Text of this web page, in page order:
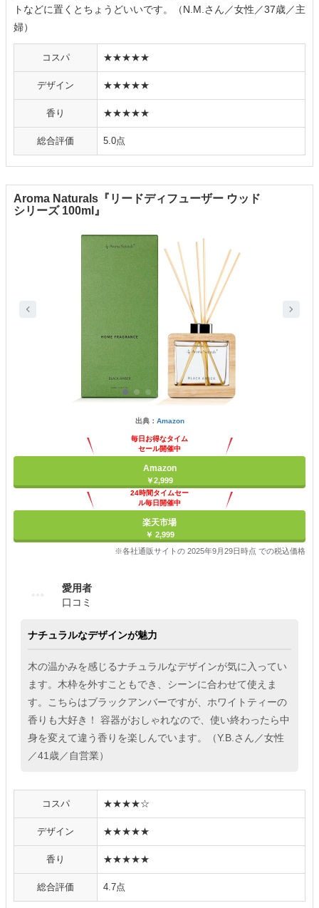
トなどに置くとちょうどいいです。（N.M.さん／女性／37歳／主
婦）
コスパ ★★★★★
デザイン ★★★★★
香り ★★★★★
総合評価 5.0点
Aroma Naturals『リードディフューザー ウッド
シリーズ 100ml』
出典： Amazon
毎日お得なタイム
セール開催中
Amazon
￥2,999
24時間タイムセー
ル毎日開催中
楽天市場
￥ 2,999
※各社通販サイトの 2025年9月29日時点 での税込価格
愛用者
口コミ
ナチュラルなデザインが魅力
木の温かみを感じるナチュラルなデザインが気に入ってい
ます。木枠を外すこともでき、シーンに合わせて使えま
す。こちらはブラックアンバーですが、ホワイトティーの
香りも大好き！ 容器がおしゃれなので、使い終わったら中
身を変えて違う香りを楽しんでいます。（Y.B.さん／女性
／41歳／自営業）
コスパ ★★★★☆
デザイン ★★★★★
香り ★★★★★
総合評価 4.7点